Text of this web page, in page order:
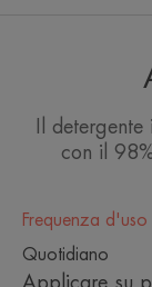
*Studio
applicazione due
Il
con il
Frequenza d'uso
Quotidiano
Applicare su